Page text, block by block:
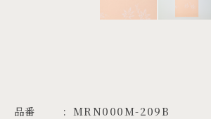
品番
MRN000M-209B